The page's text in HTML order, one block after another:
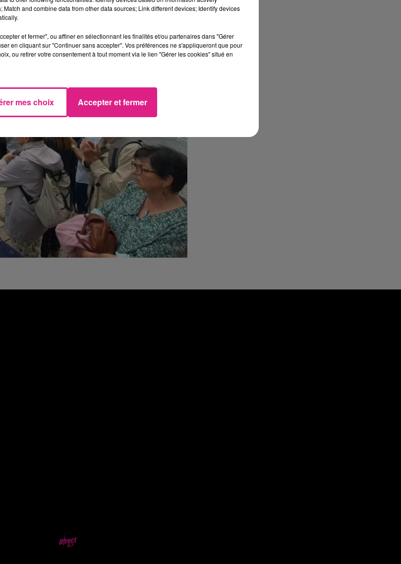
and combine data from other data sources; Link different devices; Identify devices
et fermer", ou affiner en sélectionnant les finalités et/ou partenaires dans "Gérer
en cliquant sur "Continuer sans accepter". Vos préférences ne s'appliqueront que pour
ou retirer votre consentement à tout moment via le lien "Gérer les cookies" situé en
mes choix Accepter et fermer